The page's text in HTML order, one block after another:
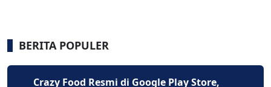
BERITA POPULER
Crazy Food Resmi di Google Play Store,